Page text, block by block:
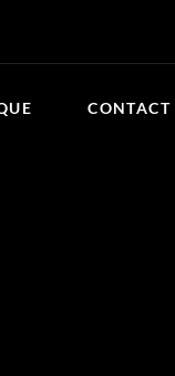
CONTACT